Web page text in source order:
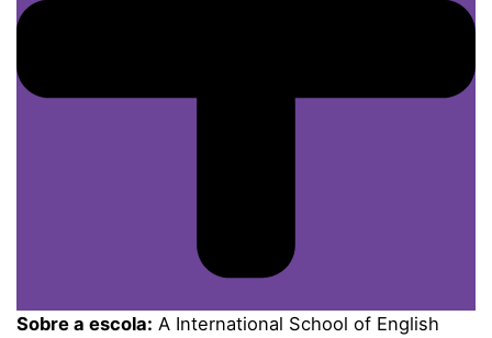
Sobre a escola: A International School of English